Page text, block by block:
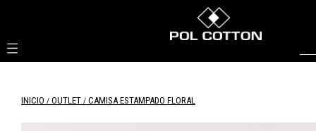
INICIO OUTLET CAMISA ESTAMPADO FLORAL